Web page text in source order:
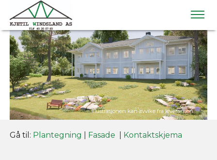
Gå til: Plantegning Fasade Kontaktskjema